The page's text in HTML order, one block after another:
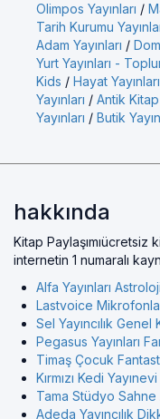
Olimpos Yayınları /
Tarih Kurumu
Adam Yayınları /
Yurt Yayınları -
Kids / Hayat Yayınları
Yayınları / Antik Kitap
Yayınları / Butik
hakkında
Kitap
internetin 1 numaralı
Alfa Yayınları
Lastvoice
Sel Yayıncılık Genel
Pegasus Yayınları
Timaş Çocuk
Kırmızı Kedi
Tama Stüdyo Sahne
Adeda Yayıncılık